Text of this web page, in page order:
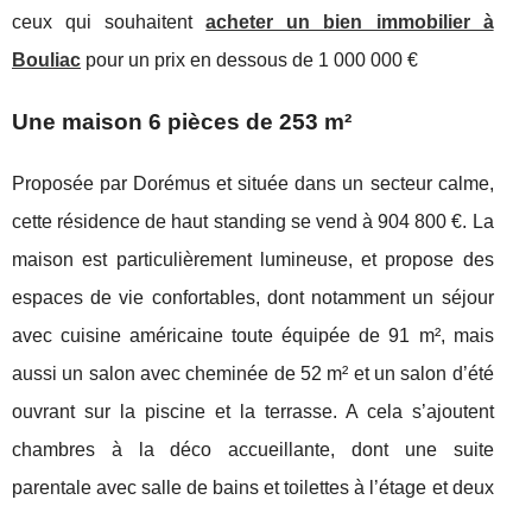
ceux qui souhaitentacheter un bien immobilier à
Bouliac pour un prix en dessous de 1 000 000 €
Une maison 6 pièces de 253 m²
Proposée par Dorémus et située dans un secteur calme,
cette résidence de haut standing se vend à 904 800 €. La
maison est particulièrement lumineuse, et propose des
espaces de vie confortables, dont notamment un séjour
avec cuisine américaine toute équipée de 91 m², mais
aussi un salon avec cheminée de 52 m² et un salon d’été
ouvrant sur la piscine et la terrasse. A cela s’ajoutent
chambres à la déco accueillante, dont une suite
parentale avec salle de bains et toilettes à l’étage et deux